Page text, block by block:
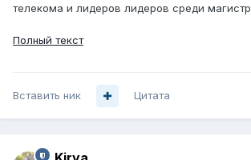
телекома и лидеров лидеров среди
Полный текст
Вставить ник Цитата